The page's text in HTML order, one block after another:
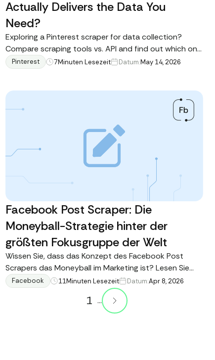
Actually Delivers the Data You
Need?
Exploring a Pinterest scraper for data collection?
Compare scraping tools vs. API and find out which one
actually holds up at scale
Pinterest 7Minuten Lesezeit Datum:May 14, 2026
Facebook Post Scraper: Die
Moneyball-Strategie hinter der
größten Fokusgruppe der Welt
Wissen Sie, dass das Konzept des Facebook Post
Scrapers das Moneyball im Marketing ist? Lesen Sie
weiter, um zu erfahren, wie die Daten von Facebook-
Posts aus Gruppen und Seiten öffentliche Gespräche
in Marktforschung umwandeln, indem APIs wie
Data365 verwendet werden.
Facebook 11Minuten Lesezeit Datum:Apr 8, 2026
1 ...